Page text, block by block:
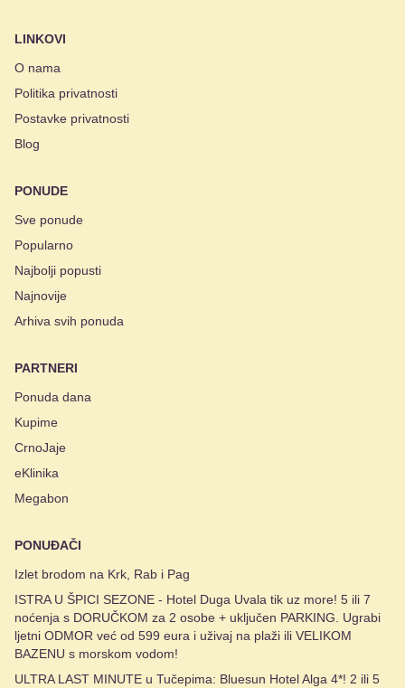
LINKOVI
O nama
Politika privatnosti
Postavke privatnosti
Blog
PONUDE
Sve ponude
Popularno
Najbolji popusti
Najnovije
Arhiva svih ponuda
PARTNERI
Ponuda dana
Kupime
CrnoJaje
eKlinika
Megabon
PONUĐAČI
Izlet brodom na Krk, Rab i Pag
ISTRA U ŠPICI SEZONE - Hotel Duga Uvala tik uz more! 5 ili 7
noćenja s DORUČKOM za 2 osobe + uključen PARKING. Ugrabi
ljetni ODMOR već od 599 eura i uživaj na plaži ili VELIKOM
BAZENU s morskom vodom!
ULTRA LAST MINUTE u Tučepima: Bluesun Hotel Alga 4*! 2 ili 5